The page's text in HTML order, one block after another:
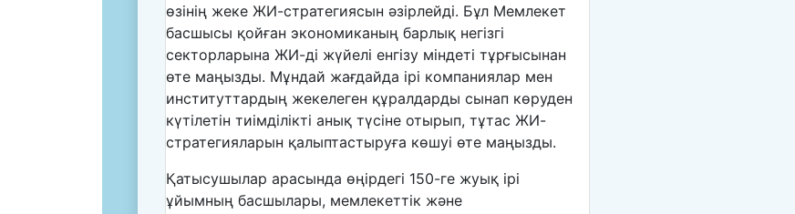
өзінің жеке ЖИ-стратегиясын әзірлейді. Бұл Мемлекет
басшысы қойған экономиканың барлық негізгі
секторларына ЖИ-ді жүйелі енгізу міндеті тұрғысынан
өте маңызды. Мұндай жағдайда ірі компаниялар мен
институттардың жекелеген құралдарды сынап көруден
күтілетін тиімділікті анық түсіне отырып, тұтас ЖИ-
стратегияларын қалыптастыруға көшуі өте маңызды.
Қатысушылар арасында өңірдегі 150-ге жуық ірі
ұйымның басшылары, мемлекеттік және